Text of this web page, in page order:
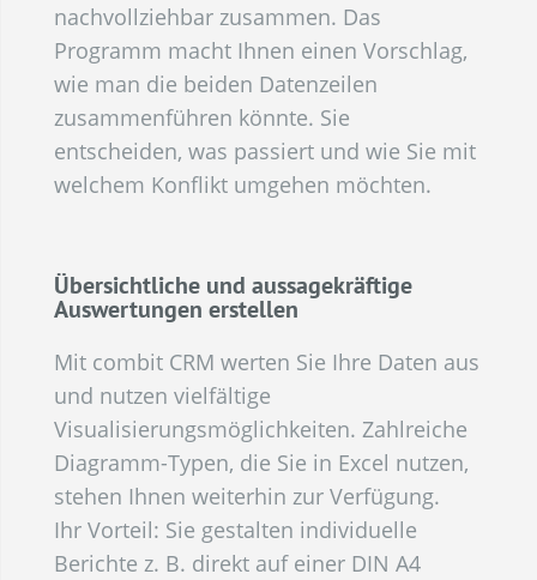
nachvollziehbar zusammen. Das
Programm macht Ihnen einen Vorschlag,
wie man die beiden Datenzeilen
zusammenführen könnte. Sie
entscheiden, was passiert und wie Sie mit
welchem Konflikt umgehen möchten.
Übersichtliche und aussagekräftige
Auswertungen erstellen
Mit combit CRM werten Sie Ihre Daten aus
und nutzen vielfältige
Visualisierungsmöglichkeiten. Zahlreiche
Diagramm-Typen, die Sie in Excel nutzen,
stehen Ihnen weiterhin zur Verfügung.
Ihr Vorteil: Sie gestalten individuelle
Berichte z. B. direkt auf einer DIN A4